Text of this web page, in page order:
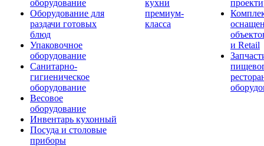
оборудование
Оборудование для
раздачи готовых
блюд
Упаковочное
оборудование
Санитарно-
гигиеническое
оборудование
Весовое
оборудование
Инвентарь кухонный
Посуда и столовые
приборы
кухни
премиум-
класса
и Retail